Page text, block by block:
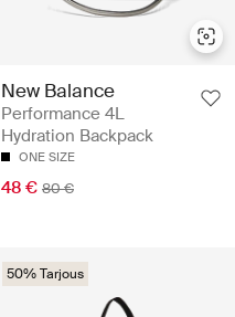
New Balance
Performance 4L
Hydration Backpack
ONE SIZE
48 € 80 €
50% Tarjous